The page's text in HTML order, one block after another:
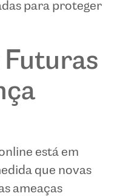
para proteger
Futuras
está em
que novas
ameaças